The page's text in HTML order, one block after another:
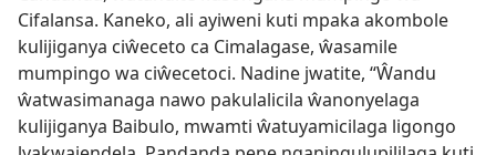
Cifalansa. Kaneko, ali ayiweni kuti mpaka akombole
kulijiganya ciŵeceto ca Cimalagase, ŵasamile
mumpingo wa ciŵecetoci. Nadine jwatite, “Ŵandu
ŵatwasimanaga nawo pakulalicila ŵanonyelaga
kulijiganya Baibulo, mwamti ŵatuyamicilaga ligongo